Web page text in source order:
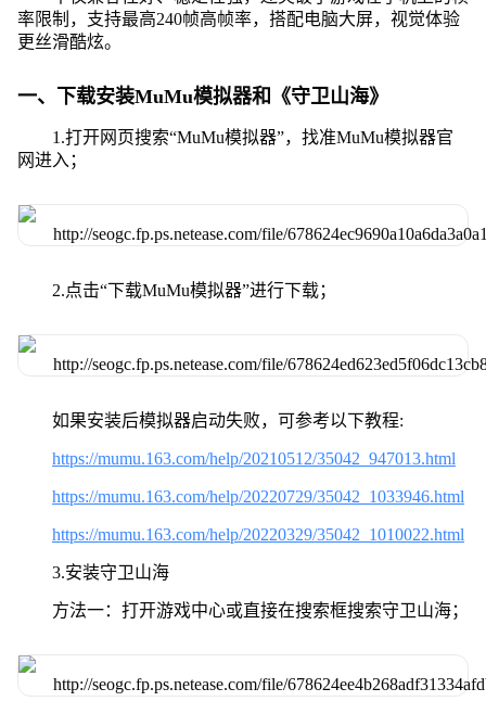
率限制，支持最高240帧高帧率，搭配电脑大屏，视觉体验
更丝滑酷炫。
一、下载安装MuMu模拟器和《守卫山海》
1.打开网页搜索“MuMu模拟器”，找准MuMu模拟器官
网进入；
2.点击“下载MuMu模拟器”进行下载；
如果安装后模拟器启动失败，可参考以下教程:
https://mumu.163.com/help/20210512/35042_947013.html
https://mumu.163.com/help/20220729/35042_1033946.html
https://mumu.163.com/help/20220329/35042_1010022.html
3.安装守卫山海
方法一：打开游戏中心或直接在搜索框搜索守卫山海；